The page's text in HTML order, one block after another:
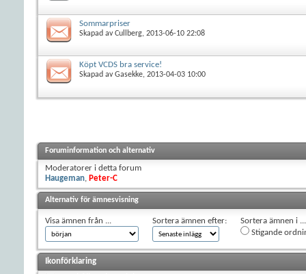
Sommarpriser
Skapad avCullberg, 2013-06-10 22:08
Köpt VCDS bra service!
Skapad avGasekke, 2013-04-03 10:00
Foruminformation och alternativ
Moderatorer i detta forum
Haugeman, Peter-C
Alternativ för ämnesvisning
Visa ämnen från ... Sortera ämnen efter:
Sortera ämnen i ...
Stigande
Ikonförklaring